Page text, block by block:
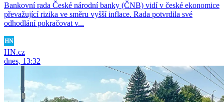
Bankovní rada České národní banky (ČNB) vidí v české ekonomice
převažující rizika ve směru vyšší inflace. Rada potvrdila své
odhodlání pokračovat v...
HN.cz
dnes, 13:32